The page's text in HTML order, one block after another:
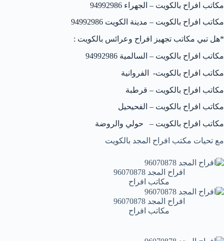
مكاتب افراح بالكويت – الجهراء 94992986
مكاتب افراح بالكويت – مدينة الكويت 94992986
*هل تبي مكاتب تجهيز افراح وعرائس بالكويت :
مكاتب افراح بالكويت – السالمية 94992986
مكاتب افراح بالكويت- الفروانية
مكاتب افراح بالكويت – قرطبة
مكاتب افراح بالكويت – الفحيحيل
مكاتب افراح بالكويت – حولي والروضة
مع تحيات مكتب افراح المجد بالكويت
افراح المجد 96070878
مكاتب افراح
افراح المجد 96070878
مكاتب افراح